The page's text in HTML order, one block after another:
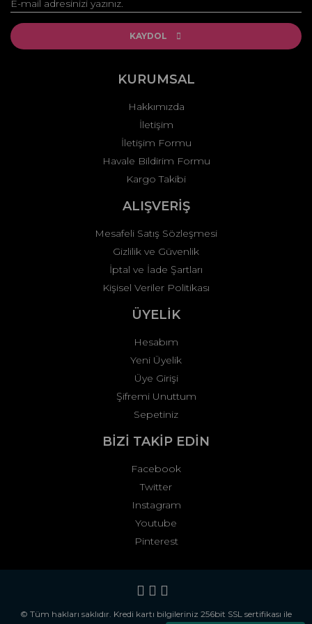
Ürün resmi kalitesiz, bozuk veya görüntülenemiyor.
Ürün açıklamasında eksik bilgiler bulunuyor.
Ürün fiyatı diğer sitelerden daha pahalı.
Gönder
KAYDOL
KURUMSAL
Hakkımızda
İletişim
İletişim Formu
Havale Bildirim Formu
Kargo Takibi
ALIŞVERİŞ
Mesafeli Satış Sözleşmesi
Gizlilik ve Güvenlik
İptal ve İade Şartları
Kişisel Veriler Politikası
ÜYELİK
Hesabım
Yeni Üyelik
Üye Girişi
Şifremi Unuttum
Sepetiniz
BİZİ TAKİP EDİN
Facebook
Twitter
Instagram
Youtube
Pinterest
© Tüm hakları saklıdır. Kredi kartı bilgileriniz 256bit SSL sertifikası ile